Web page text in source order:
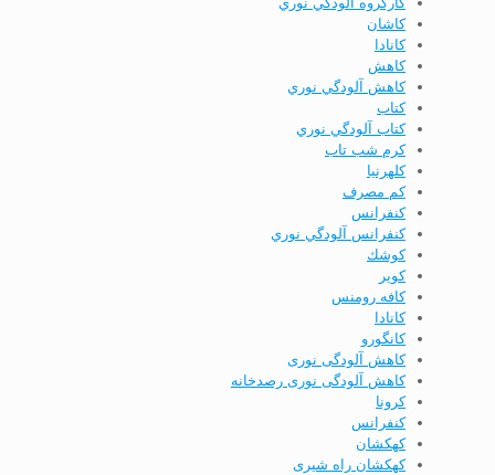
كاشان
كانادا
كاهش
كاهش آلودگي نوري
كتاب
كتاب آلودگي نوري
كرم شب تاب
كلهرنيا
كم مصرف
كنفرانس
كنفرانس آلودگي نوري
كوشك
كوير
کافه رومنس
کانادا
کانگورو
کاهش آلودگی نوری
کاهش آلودگی نوری رصدخانه
کرونا
کنفرانس
کهکشان
کهکشان راه شیری